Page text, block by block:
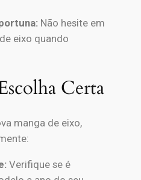
Não hesite em
eixo quando
Certa
manga de eixo,
Verifique se é